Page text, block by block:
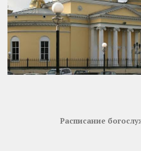
Расписание